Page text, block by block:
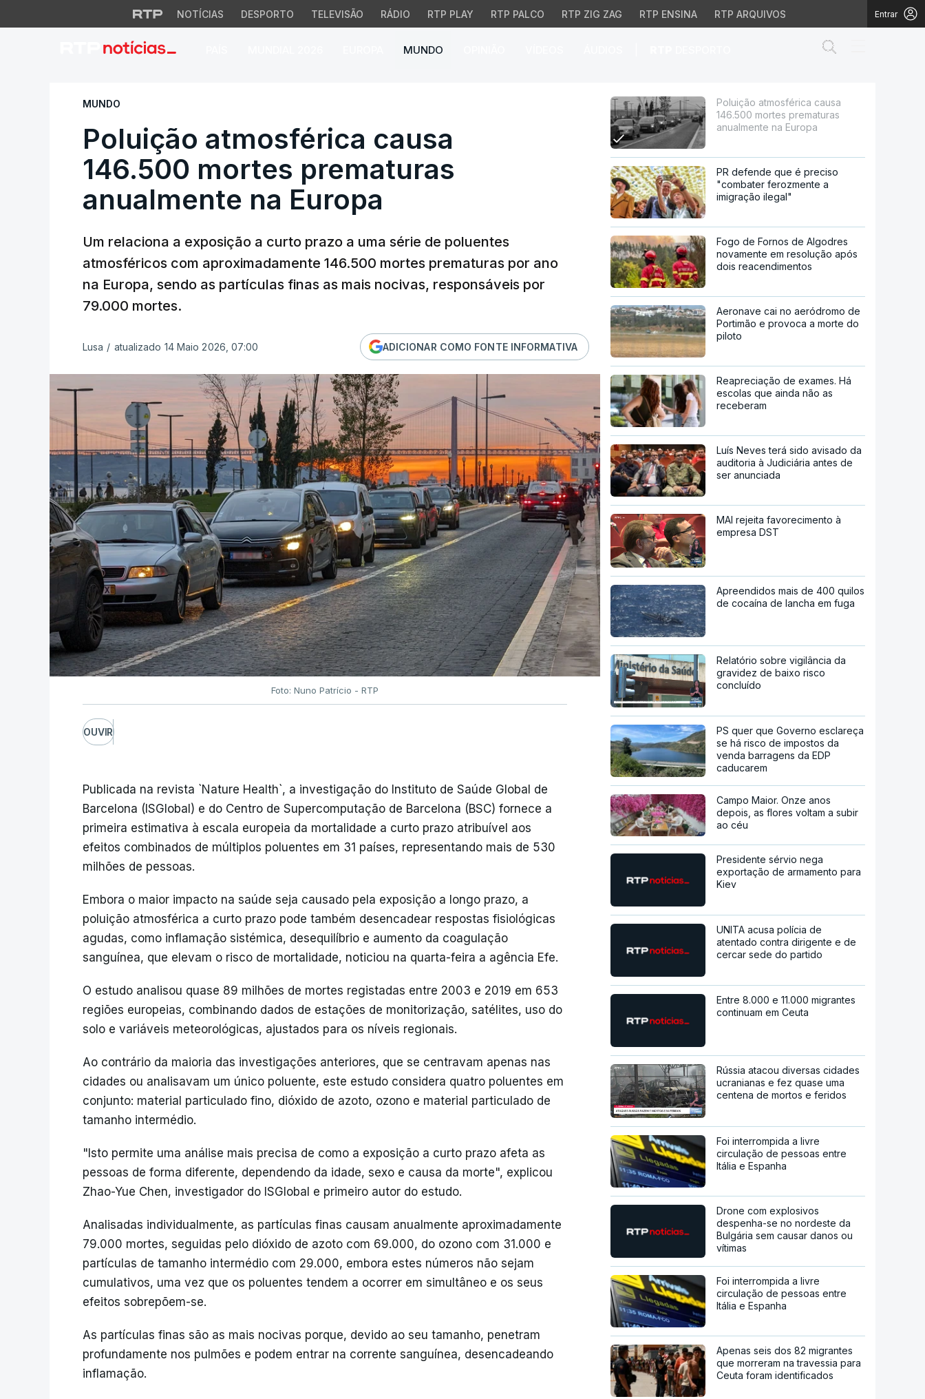
NOTÍCIAS DESPORTO TELEVISÃO RÁDIO RTP PLAY RTP PALCO RTP ZIG ZAG RTP ENSINA RTP ARQUIVOS Entrar
MUNDO
Poluição atmosférica causa 146.500 mortes prematuras
MUNDO
Poluição atmosférica causa
146.500 mortes prematuras
anualmente na Europa
Um relaciona a exposição a curto prazo a uma série de poluentes
atmosféricos com aproximadamente 146.500 mortes prematuras por ano
na Europa, sendo as partículas finas as mais nocivas, responsáveis por
79.000 mortes.
Lusa / atualizado 14 Maio 2026, 07:00 ADICIONAR COMO FONTE INFORMATIVA
Foto: Nuno Patrício - RTP
OUVIR
Publicada na revista `Nature Health`, a investigação do Instituto de Saúde Global de
Barcelona (ISGlobal) e do Centro de Supercomputação de Barcelona (BSC) fornece a
primeira estimativa à escala europeia da mortalidade a curto prazo atribuível aos
efeitos combinados de múltiplos poluentes em 31 países, representando mais de 530
milhões de pessoas.
Embora o maior impacto na saúde seja causado pela exposição a longo prazo, a
poluição atmosférica a curto prazo pode também desencadear respostas fisiológicas
agudas, como inflamação sistémica, desequilíbrio e aumento da coagulação
sanguínea, que elevam o risco de mortalidade, noticiou na quarta-feira a agência Efe.
O estudo analisou quase 89 milhões de mortes registadas entre 2003 e 2019 em 653
regiões europeias, combinando dados de estações de monitorização, satélites, uso do
solo e variáveis meteorológicas, ajustados para os níveis regionais.
Ao contrário da maioria das investigações anteriores, que se centravam apenas nas
cidades ou analisavam um único poluente, este estudo considera quatro poluentes em
conjunto: material particulado fino, dióxido de azoto, ozono e material particulado de
tamanho intermédio.
"Isto permite uma análise mais precisa de como a exposição a curto prazo afeta as
pessoas de forma diferente, dependendo da idade, sexo e causa da morte", explicou
Zhao-Yue Chen, investigador do ISGlobal e primeiro autor do estudo.
Analisadas individualmente, as partículas finas causam anualmente aproximadamente
79.000 mortes, seguidas pelo dióxido de azoto com 69.000, do ozono com 31.000 e
partículas de tamanho intermédio com 29.000, embora estes números não sejam
cumulativos, uma vez que os poluentes tendem a ocorrer em simultâneo e os seus
efeitos sobrepõem-se.
As partículas finas são as mais nocivas porque, devido ao seu tamanho, penetram
profundamente nos pulmões e podem entrar na corrente sanguínea, desencadeando
inflamação.
Poluição atmosférica causa
146.500 mortes prematuras
anualmente na Europa
PR defende que é preciso
"combater ferozmente a
imigração ilegal"
Fogo de Fornos de Algodres
novamente em resolução após
dois reacendimentos
Aeronave cai no aeródromo de
Portimão e provoca a morte do
piloto
Reapreciação de exames. Há
escolas que ainda não as
receberam
Luís Neves terá sido avisado da
auditoria à Judiciária antes de
ser anunciada
MAI rejeita favorecimento à
empresa DST
Apreendidos mais de 400 quilos
de cocaína de lancha em fuga
Relatório sobre vigilância da
gravidez de baixo risco
concluído
PS quer que Governo esclareça
se há risco de impostos da
venda barragens da EDP
caducarem
Campo Maior. Onze anos
depois, as flores voltam a subir
ao céu
Presidente sérvio nega
exportação de armamento para
Kiev
UNITA acusa polícia de
atentado contra dirigente e de
cercar sede do partido
Entre 8.000 e 11.000 migrantes
continuam em Ceuta
Rússia atacou diversas cidades
ucranianas e fez quase uma
centena de mortos e feridos
Foi interrompida a livre
circulação de pessoas entre
Itália e Espanha
Drone com explosivos
despenha-se no nordeste da
Bulgária sem causar danos ou
vítimas
Foi interrompida a livre
circulação de pessoas entre
Itália e Espanha
Apenas seis dos 82 migrantes
que morreram na travessia para
Ceuta foram identificados